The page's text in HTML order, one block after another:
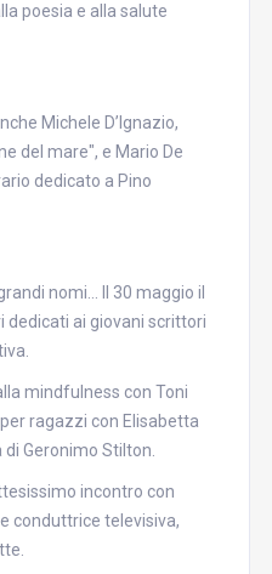
poesia e alla salute
Michele D’Ignazio,
del mare", e Mario De
dedicato a Pino
nomi... Il 30 maggio il
dedicati ai giovani scrittori
mindfulness con Toni
ragazzi con Elisabetta
Geronimo Stilton.
incontro con
conduttrice televisiva,